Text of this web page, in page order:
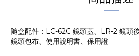
隨盒配件：LC-62G 鏡頭蓋、LR-2 鏡頭
鏡頭包布、使用說明書、保用證